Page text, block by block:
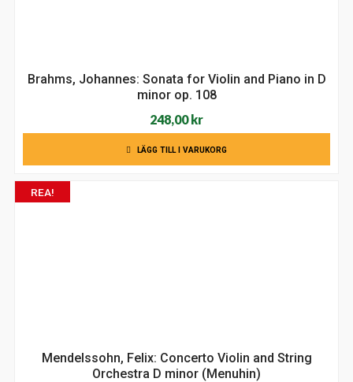
Brahms, Johannes: Sonata for Violin and Piano in D
minor op. 108
248,00kr
LÄGG TILL I VARUKORG
REA!
Mendelssohn, Felix: Concerto Violin and String
Orchestra D minor (Menuhin)